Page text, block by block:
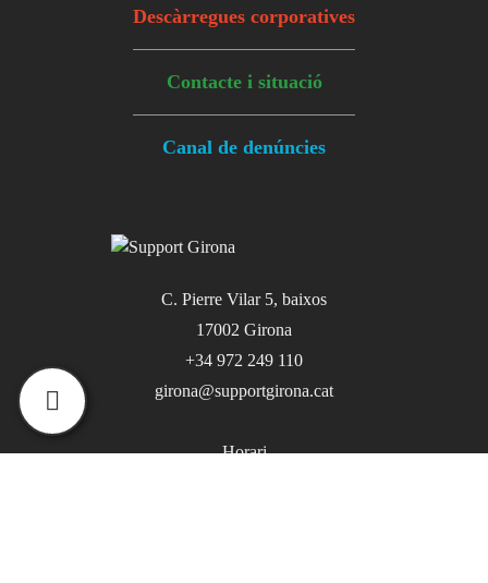
Show main menu
C. Pierre Vilar 5, baixos
17002 Girona
+34 972 249 110
girona@supportgirona.cat
Horari
Descàrregues corporatives
Contacte i situació
Canal de denúncies